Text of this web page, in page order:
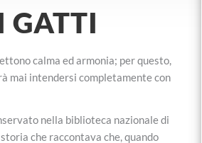
GATTI
calma ed armonia; per questo,
mai intendersi completamente con
nella biblioteca nazionale di
che raccontava che, quando